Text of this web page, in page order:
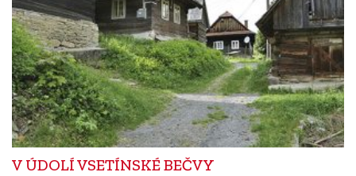
V ÚDOLÍ VSETÍNSKÉ BEČVY